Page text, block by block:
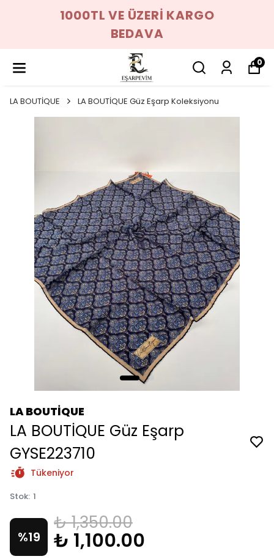
1000TL VE ÜZERİ KARGO
BEDAVA
0
LA BOUTİQUE LA BOUTİQUE Güz Eşarp Koleksiyonu
LA BOUTİQUE
LA BOUTİQUE Güz Eşarp
GYSE223710
Tükeniyor
Stok: 1
%19
₺ 1,350.00
₺ 1,100.00